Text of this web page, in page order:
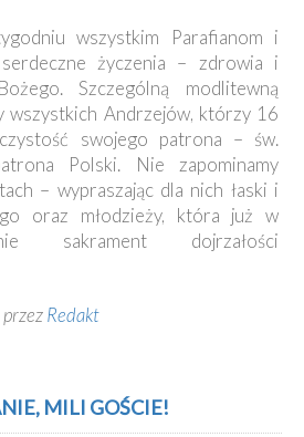
wszystkim Parafianom i
serdeczne życzenia – zdrowia i
Szczególną modlitewną
wszystkich Andrzejów, którzy 16
swojego patrona – św.
Polski. Nie zapominamy
– wypraszając dla nich łaski i
oraz młodzieży, która już w
sakrament dojrzałości
Redakt
MILI GOŚCIE!